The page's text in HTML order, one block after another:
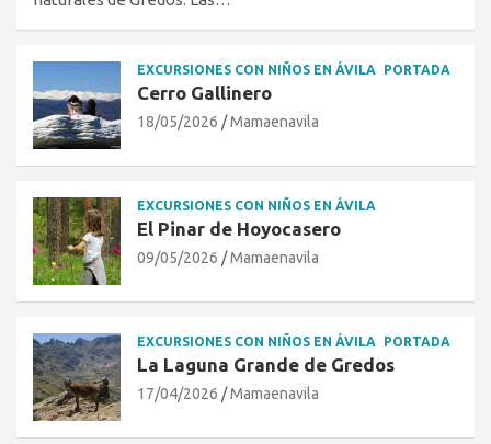
EXCURSIONES CON NIÑOS EN ÁVILA PORTADA
Cerro Gallinero
18/05/2026 Mamaenavila
EXCURSIONES CON NIÑOS EN ÁVILA
El Pinar de Hoyocasero
09/05/2026 Mamaenavila
EXCURSIONES CON NIÑOS EN ÁVILA PORTADA
La Laguna Grande de Gredos
17/04/2026 Mamaenavila